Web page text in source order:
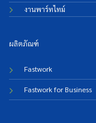
งานพาร์ทไทม์
ผลิตภัณฑ์
Fastwork
Fastwork for Business